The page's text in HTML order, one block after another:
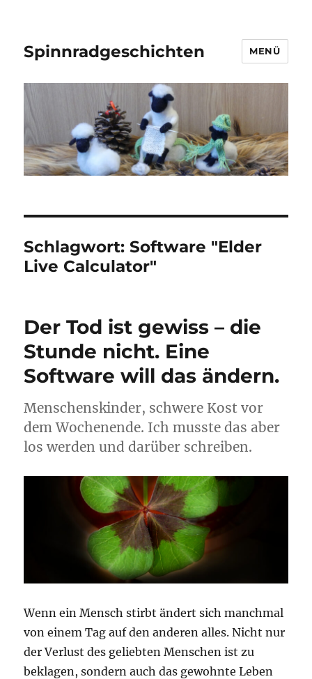
Spinnradgeschichten MENÜ
Schlagwort:Software "Elder
Live Calculator"
Der Tod ist gewiss – die
Stunde nicht. Eine
Software will das ändern.
Menschenskinder, schwere Kost vor
dem Wochenende. Ich musste das aber
los werden und darüber schreiben.
Wenn ein Mensch stirbt ändert sich manchmal
von einem Tag auf den anderen alles. Nicht nur
der Verlust des geliebten Menschen ist zu
beklagen, sondern auch das gewohnte Leben